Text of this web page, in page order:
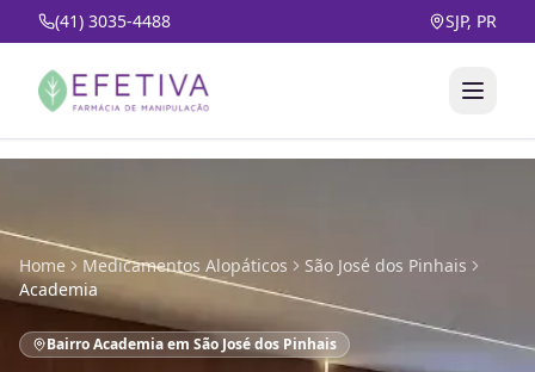
(41) 3035-4488 SJP, PR
Home Medicamentos Alopáticos
São José dos Pinhais
Academia
Bairro Academia em São José dos Pinhais